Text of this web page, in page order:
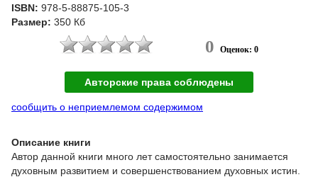
ISBN: 978-5-88875-105-3
Размер: 350 Кб
0 Оценок: 0
Авторские права соблюдены
сообщить о неприемлемом содержимом
Описание книги
Автор данной книги много лет самостоятельно занимается
духовным развитием и совершенствованием духовных истин.